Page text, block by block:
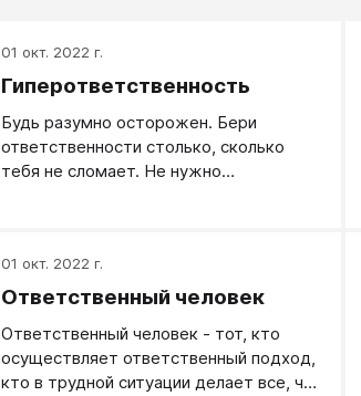
01 окт. 2022 г.
Гиперответственность
Будь разумно осторожен. Бери
ответственности столько, сколько
тебя не сломает. Не нужно
01 окт. 2022 г.
Ответственный человек
Ответственный человек - тот, кто
осуществляет ответственный подход,
кто в трудной ситуации делает все, что